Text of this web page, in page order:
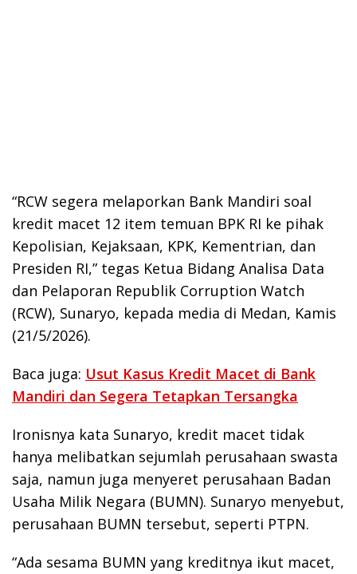
“RCW segera melaporkan Bank Mandiri soal
kredit macet 12 item temuan BPK RI ke pihak
Kepolisian, Kejaksaan, KPK, Kementrian, dan
Presiden RI,” tegas Ketua Bidang Analisa Data
dan Pelaporan Republik Corruption Watch
(RCW), Sunaryo, kepada media di Medan, Kamis
(21/5/2026).
Baca juga: Usut Kasus Kredit Macet di Bank
Mandiri dan Segera Tetapkan Tersangka
Ironisnya kata Sunaryo, kredit macet tidak
hanya melibatkan sejumlah perusahaan swasta
saja, namun juga menyeret perusahaan Badan
Usaha Milik Negara (BUMN). Sunaryo menyebut,
perusahaan BUMN tersebut, seperti PTPN.
“Ada sesama BUMN yang kreditnya ikut macet,